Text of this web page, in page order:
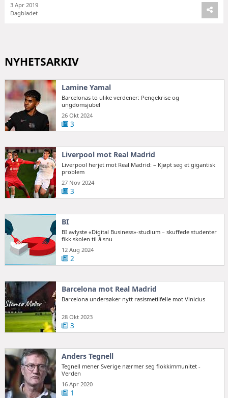
3 Apr 2019
Dagbladet
NYHETSARKIV
Lamine Yamal
Barcelonas to ulike verdener: Pengekrise og
ungdomsjubel
26 Okt 2024
3
Liverpool mot Real Madrid
Liverpool herjet mot Real Madrid: – Kjøpt seg et gigantisk
problem
27 Nov 2024
3
BI
BI avlyste «Digital Business»-studium – skuffede studenter
fikk skolen til å snu
12 Aug 2024
2
Barcelona mot Real Madrid
Barcelona undersøker nytt rasismetilfelle mot Vinicius
28 Okt 2023
3
Anders Tegnell
Tegnell mener Sverige nærmer seg flokkimmunitet -
Verden
16 Apr 2020
1